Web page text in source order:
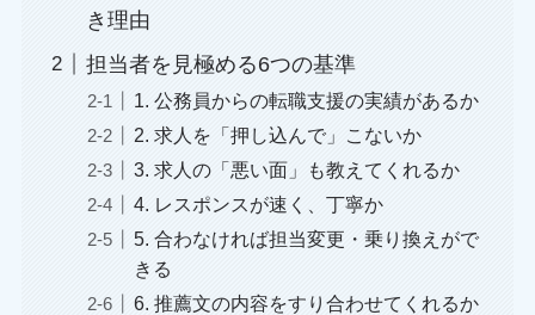
き理由
担当者を見極める6つの基準
1. 公務員からの転職支援の実績があるか
2. 求人を「押し込んで」こないか
3. 求人の「悪い面」も教えてくれるか
4. レスポンスが速く、丁寧か
5. 合わなければ担当変更・乗り換えがで
きる
6. 推薦文の内容をすり合わせてくれるか